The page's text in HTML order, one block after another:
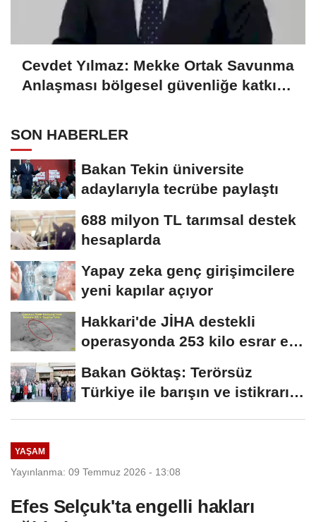
Cevdet Yılmaz: Mekke Ortak Savunma
Anlaşması bölgesel güvenliğe katkı
SON HABERLER
Bakan Tekin üniversite
adaylarıyla tecrübe paylaştı
688 milyon TL tarımsal destek
hesaplarda
Yapay zeka genç girişimcilere
yeni kapılar açıyor
Hakkari'de JİHA destekli
operasyonda 253 kilo esrar ele
Bakan Göktaş: Terörsüz
Türkiye ile barışın ve istikrarın
YAŞAM
Yayınlanma: 09 Temmuz 2026 - 13:08
Efes Selçuk'ta engelli hakları